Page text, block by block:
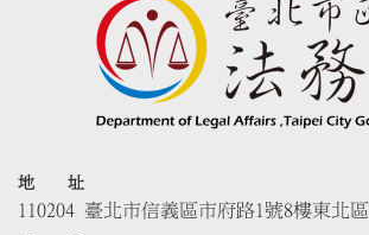
地 址
110204 臺北市信義區市府路1號8樓東北區